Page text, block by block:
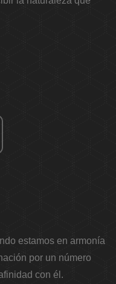
estamos en armonía
por un número
con él.